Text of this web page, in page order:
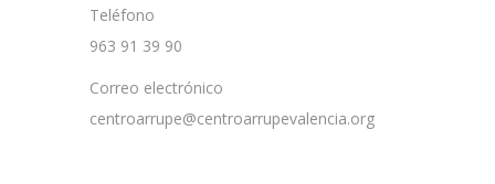
Teléfono
963 91 39 90
Correo electrónico
centroarrupe@centroarrupevalencia.org